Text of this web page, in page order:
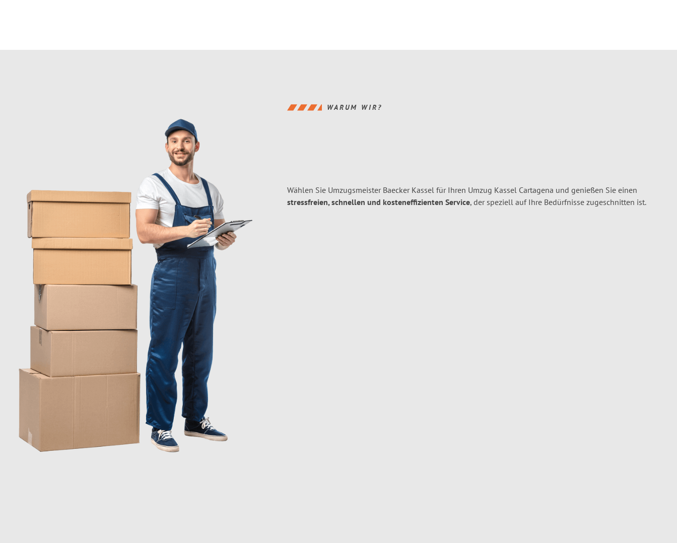
WARUM WIR?
Wählen Sie Umzugsmeister Baecker Kassel für Ihren Umzug Kassel Cartagena und genießen Sie einen
stressfreien, schnellen und kosteneffizienten Service, der speziell auf Ihre Bedürfnisse zugeschnitten ist.